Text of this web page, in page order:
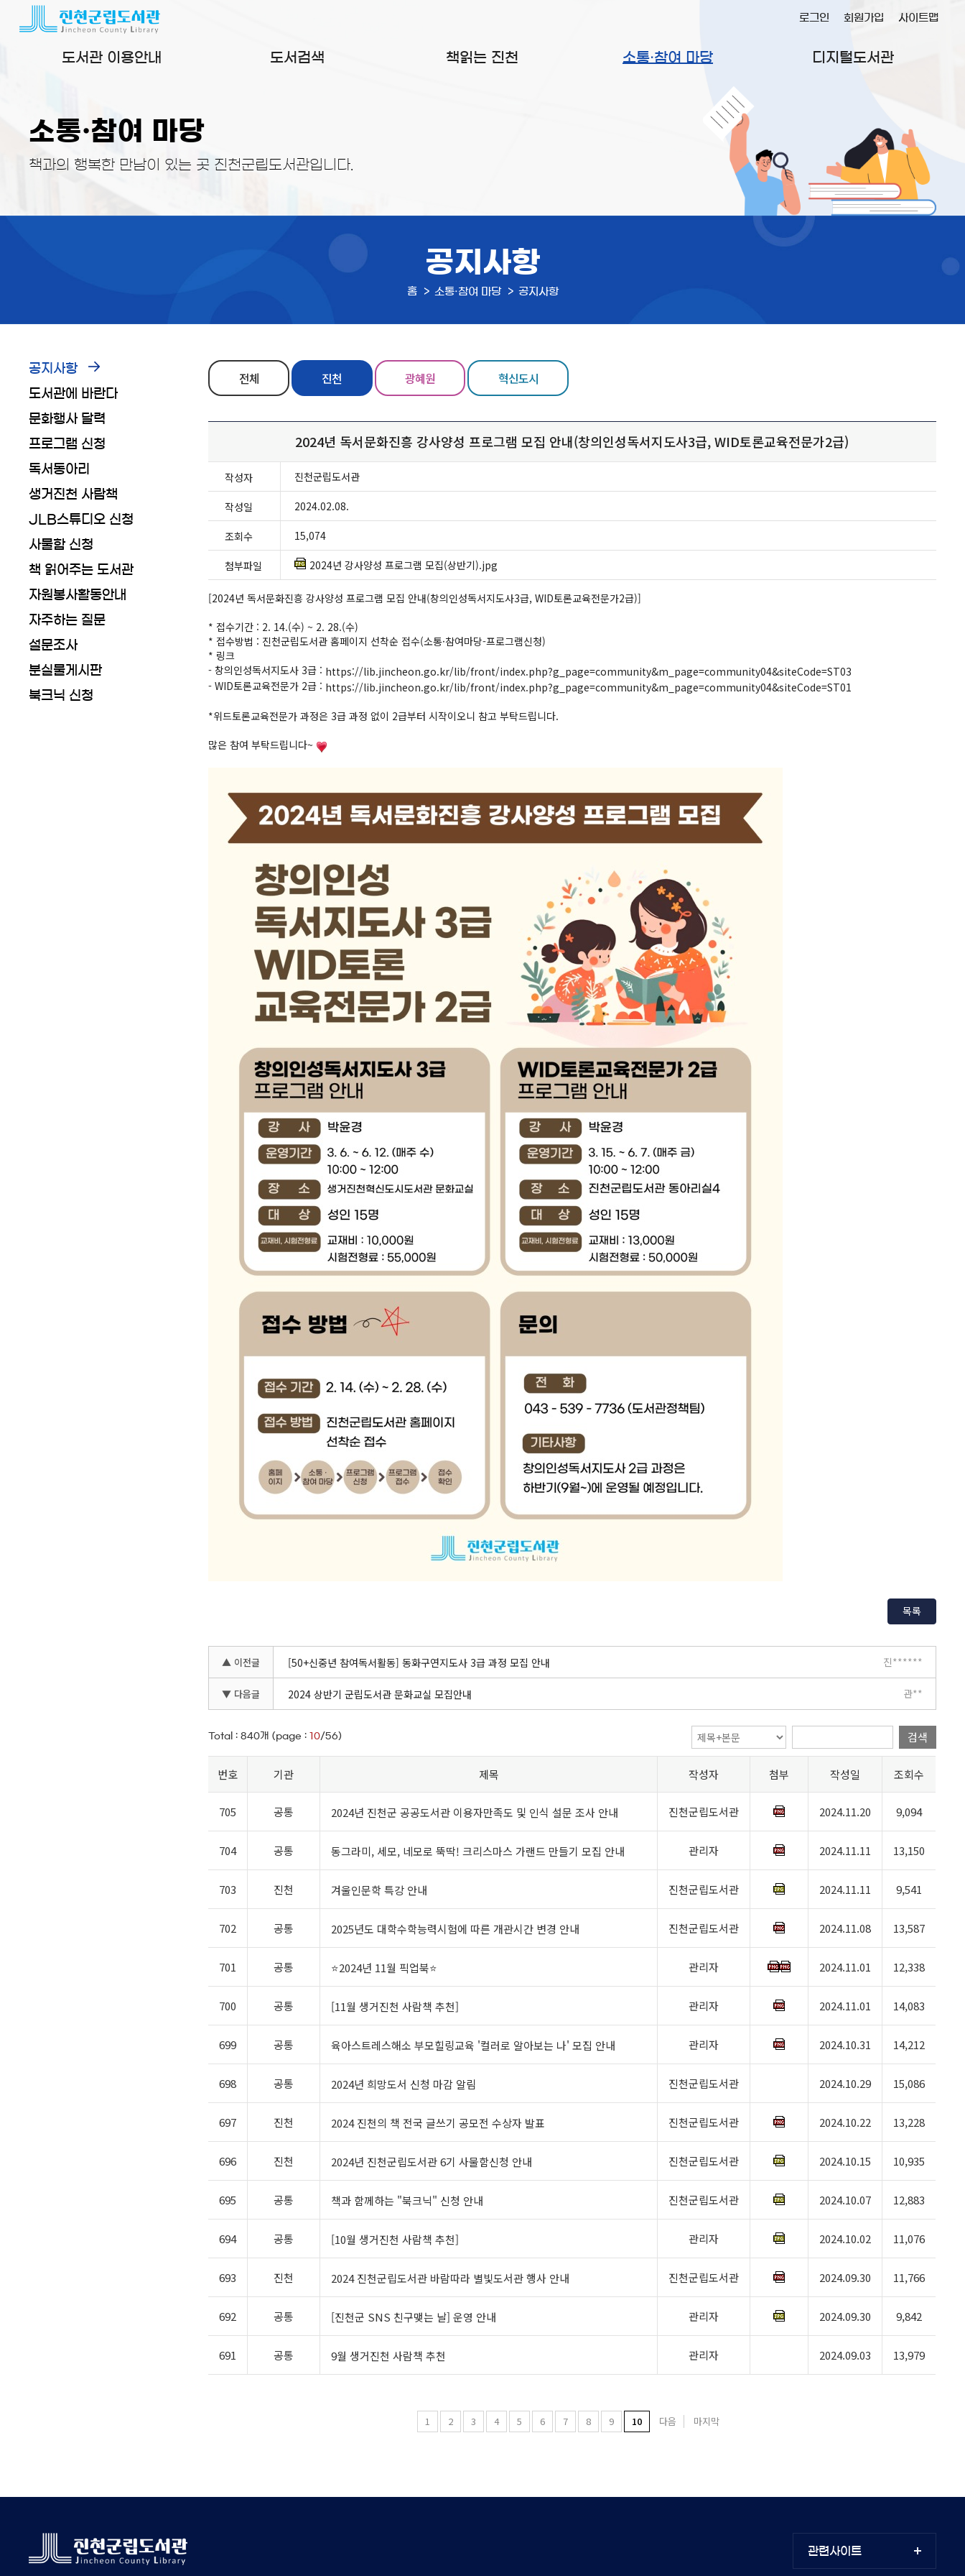
도서관 이용안내 도서검색 책읽는 진천 소통·참여 마당 디지털도서관
로그인 회원가입 사이트맵
소통·참여 마당
책과의 행복한 만남이 있는 곳 진천군립도서관입니다.
공지사항
홈 소통·참여 마당 공지사항
공지사항
도서관에 바란다
문화행사 달력
프로그램 신청
독서동아리
생거진천 사람책
JLB스튜디오 신청
사물함 신청
책 읽어주는 도서관
자원봉사활동안내
자주하는 질문
설문조사
분실물게시판
북크닉 신청
전체 진천 광혜원 혁신도시
2024년 독서문화진흥 강사양성 프로그램 모집 안내(창의인성독서지도사3급, WID토론교육전문가2급)
작성자 진천군립도서관
작성일 2024.02.08.
조회수 15,074
첨부파일 2024년 강사양성 프로그램 모집(상반기).jpg
[2024년 독서문화진흥 강사양성 프로그램 모집 안내(창의인성독서지도사3급, WID토론교육전문가2급)]
* 접수기간 : 2. 14.(수) ~ 2. 28.(수)
* 접수방법 : 진천군립도서관 홈페이지 선착순 접수(소통·참여마당-프로그램신청)
* 링크
- 창의인성독서지도사 3급 : https://lib.jincheon.go.kr/lib/front/index.php?g_page=community&m_page=community04&siteCode=ST03
- WID토론교육전문가 2급 : https://lib.jincheon.go.kr/lib/front/index.php?g_page=community&m_page=community04&siteCode=ST01
*위드토론교육전문가 과정은 3급 과정 없이 2급부터 시작이오니 참고 부탁드립니다.
많은 참여 부탁드립니다~
목록
▲ 이전글 [50+신중년 참여독서활동] 동화구연지도사 3급 과정 모집 안내 진******
▼ 다음글 2024 상반기 군립도서관 문화교실 모집안내 관**
Total :840개 (page :10/56) 검색
번호 기관 제목 작성자 첨부 작성일 조회수
705 공통 2024년 진천군 공공도서관 이용자만족도 및 인식 설문 조사 안내 진천군립도서관 2024.11.20 9,094
704 공통 동그라미, 세모, 네모로 뚝딱! 크리스마스 가랜드 만들기 모집 안내 관리자 2024.11.11 13,150
703 진천 겨울인문학 특강 안내 진천군립도서관 2024.11.11 9,541
702 공통 2025년도 대학수학능력시험에 따른 개관시간 변경 안내 진천군립도서관 2024.11.08 13,587
701 공통 ⭐2024년 11월 픽업북⭐ 관리자 2024.11.01 12,338
700 공통 [11월 생거진천 사람책 추천] 관리자 2024.11.01 14,083
699 공통 육아스트레스해소 부모힐링교육 '컬러로 알아보는 나' 모집 안내 관리자 2024.10.31 14,212
698 공통 2024년 희망도서 신청 마감 알림 진천군립도서관 2024.10.29 15,086
697 진천 2024 진천의 책 전국 글쓰기 공모전 수상자 발표 진천군립도서관 2024.10.22 13,228
696 진천 2024년 진천군립도서관 6기 사물함신청 안내 진천군립도서관 2024.10.15 10,935
695 공통 책과 함께하는 "북크닉" 신청 안내 진천군립도서관 2024.10.07 12,883
694 공통 [10월 생거진천 사람책 추천] 관리자 2024.10.02 11,076
693 진천 2024 진천군립도서관 바람따라 별빛도서관 행사 안내 진천군립도서관 2024.09.30 11,766
692 공통 [진천군 SNS 친구맺는 날] 운영 안내 관리자 2024.09.30 9,842
691 공통 9월 생거진천 사람책 추천 관리자 2024.09.03 13,979
1 2 3 4 5 6 7 8 9 10 다음 마지막
관련사이트